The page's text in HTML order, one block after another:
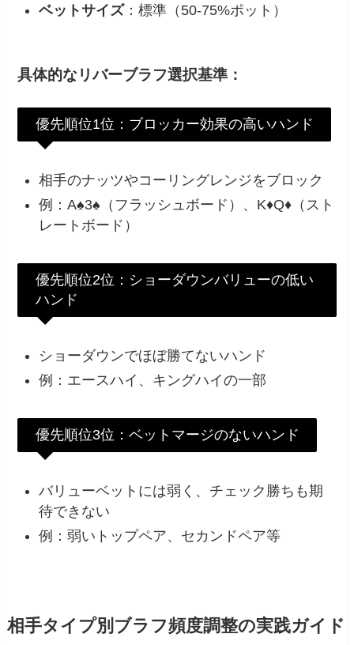
ベットサイズ：標準（50-75%ポット）
具体的なリバーブラフ選択基準：
優先順位1位：ブロッカー効果の高いハンド
相手のナッツやコーリングレンジをブロック
例：A♠3♠（フラッシュボード）、K♦Q♦（スト
レートボード）
優先順位2位：ショーダウンバリューの低い
ハンド
ショーダウンでほぼ勝てないハンド
例：エースハイ、キングハイの一部
優先順位3位：ベットマージのないハンド
バリューベットには弱く、チェック勝ちも期
待できない
例：弱いトップペア、セカンドペア等
相手タイプ別ブラフ頻度調整の実践ガイド